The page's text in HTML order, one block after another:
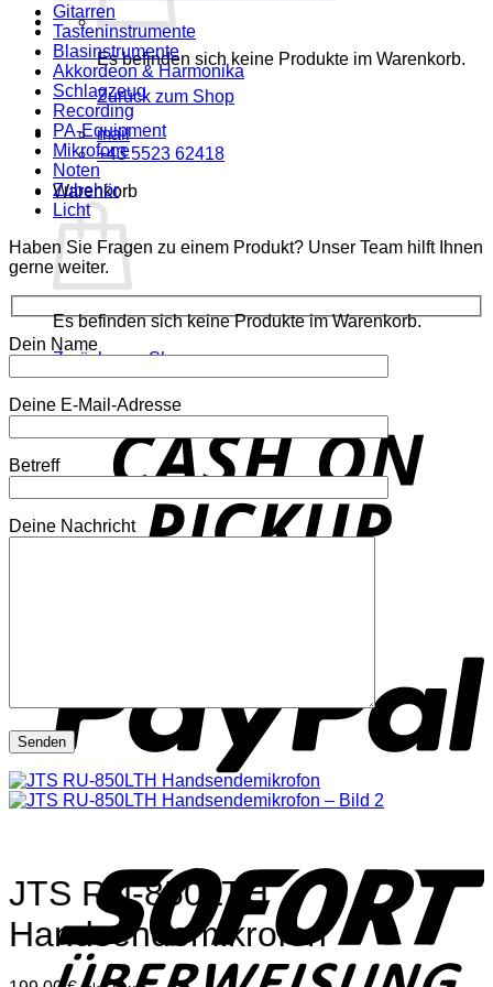
Es befinden sich keine Produkte im Warenkorb.
Zurück zum Shop
mail
+43 5523 62418
Warenkorb
Es befinden sich keine Produkte im Warenkorb.
Zurück zum Shop
Gitarren
Tasteninstrumente
Blasinstrumente
Akkordeon & Harmonika
Schlagzeug
Recording
PA-Equipment
Mikrofone
Noten
Zubehör
Licht
Haben Sie Fragen zu einem Produkt? Unser Team hilft Ihnen
gerne weiter.
Dein Name
Deine E-Mail-Adresse
Betreff
Deine Nachricht
JTS RU-850LTH
Handsendemikrofon